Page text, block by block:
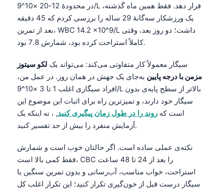
در محدودهٔ 12-20 ×10^9/L قرار دهد. فقط همین ماه گذشته،
یک ورزشکار سه‌گانهٔ 29 ساله را بررسی کردم که 45 دقیقه
بعد از تمرین، WBC 14.2 ×10^9/L داشت؛ دو روز بعد، وقتی
کاملاً استراحت کرده بود، شمارش 7.8 بود.
سیگار معمولاً کار متفاوتی می‌کند: می‌تواند یک لکو سیتوز
مزمن با درجه پایین به‌جای یک جهش در همان روز. در عمل من،
افراد سیگاری اغلب 1 تا 3 ×10^9/L بالاتر از سطح پایه‌ی بدون
سیگار خود دارند، و تمیزترین راه برای اثبات این موضوع این
است که روند را در طول زمان پیگیری کنید, ، نه اینکه یک
آزمایش منفرد را بیش از حد تفسیر کنید.
نکته‌ی عملی ساده است. اگر حالتان خوب است و شمارش
فقط کمی بالا است، CBC را بعد از 24 تا 48 ساعت
استراحت، خواب مناسب، آب‌رسانی و بدون تمرین سنگین یا
سیگار درست قبل از خون‌گیری تکرار کنید؛ این تکرار اغلب کل